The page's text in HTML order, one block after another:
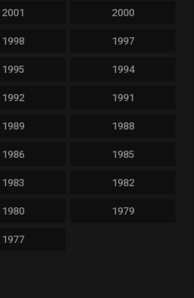
2001 2000
1998 1997
1995 1994
1992 1991
1989 1988
1986 1985
1983 1982
1980 1979
1977